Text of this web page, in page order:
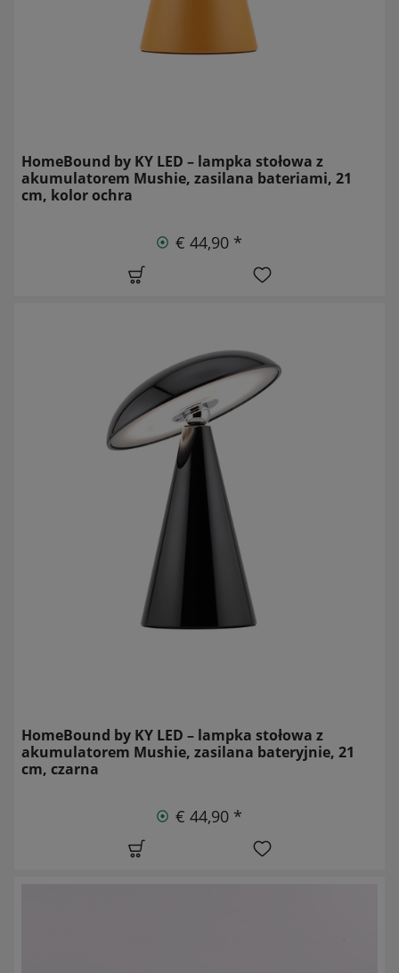
HomeBound by KY LED – lampka stołowa z
akumulatorem Mushie, zasilana bateriami, 21
cm, kolor ochra
€ 44,90 *
HomeBound by KY LED – lampka stołowa z
akumulatorem Mushie, zasilana bateryjnie, 21
cm, czarna
€ 44,90 *